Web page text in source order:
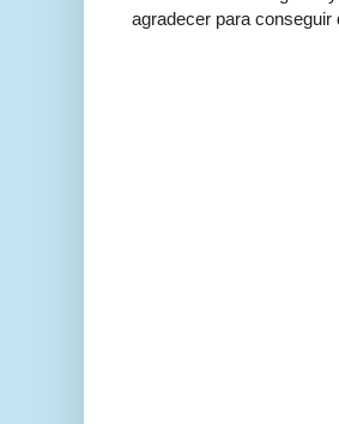
agradecer para